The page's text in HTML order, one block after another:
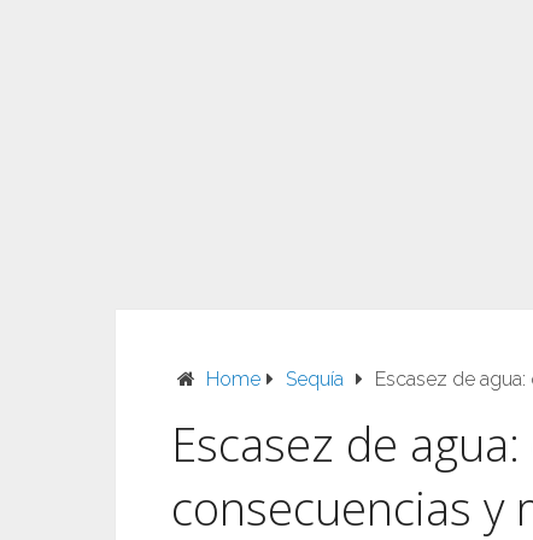
Home Sequía Escasez de
Escasez de
consecuencias y